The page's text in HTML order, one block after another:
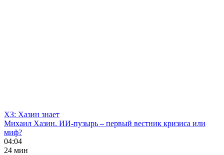
ХЗ: Хазин знает
Михаил Хазин. ИИ-пузырь – первый вестник кризиса или
миф?
04:04
24 мин